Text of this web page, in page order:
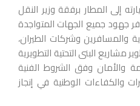
إلى المطار برفقة وزير النقل
جهود جميع الجهات المتواجدة
والمسافرين وشركات الطيران،
مشاريع البنى التحتية التطويرية
والأمان وفق الشروط الفنية
والكفاءات الوطنية في إنجاز